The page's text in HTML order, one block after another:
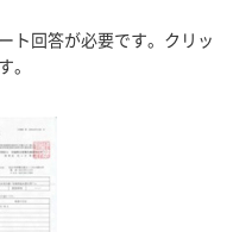
ト回答が必要です。クリッ
。